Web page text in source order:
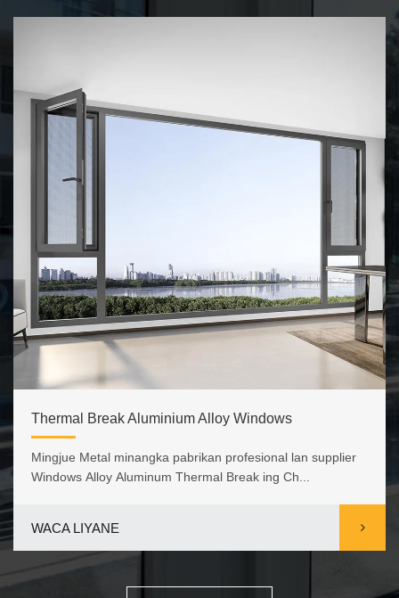
Thermal Break Aluminium Alloy Windows
Mingjue Metal minangka pabrikan profesional lan supplier
Windows Alloy Aluminum Thermal Break ing Ch...
WACA LIYANE